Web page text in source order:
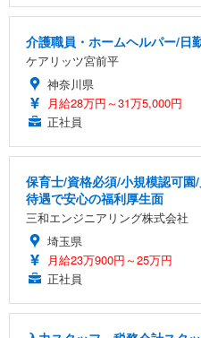
介護職員・ホームヘルパー/日
ケアリッツ宮前平
神奈川県
月給28万円～31万5,000円
正社員
保育士/資格必須/小規模認可
待遇で安心の福利厚生面
三和エンジニアリング株式会社
埼玉県
月給23万900円～25万円
正社員